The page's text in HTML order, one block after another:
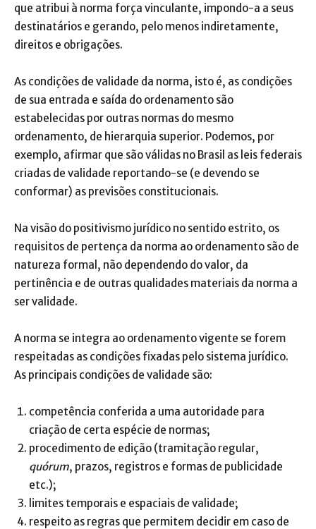
que atribui à norma força vinculante, impondo-a a seus
destinatários e gerando, pelo menos indiretamente,
direitos e obrigações.
As condições de validade da norma, isto é, as condições
de sua entrada e saída do ordenamento são
estabelecidas por outras normas do mesmo
ordenamento, de hierarquia superior. Podemos, por
exemplo, afirmar que são válidas no Brasil as leis federais
criadas de validade reportando-se (e devendo se
conformar) as previsões constitucionais.
Na visão do positivismo jurídico no sentido estrito, os
requisitos de pertença da norma ao ordenamento são de
natureza formal, não dependendo do valor, da
pertinência e de outras qualidades materiais da norma a
ser validade.
A norma se integra ao ordenamento vigente se forem
respeitadas as condições fixadas pelo sistema jurídico.
As principais condições de validade são:
competência conferida a uma autoridade para
criação de certa espécie de normas;
procedimento de edição (tramitação regular,
quórum, prazos, registros e formas de publicidade
etc.);
limites temporais e espaciais de validade;
respeito as regras que permitem decidir em caso de